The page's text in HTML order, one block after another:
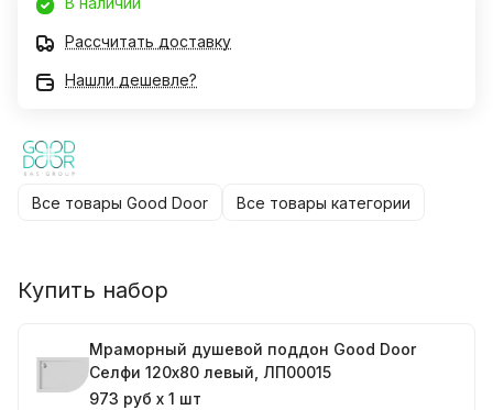
Рассчитать доставку
Нашли дешевле?
Все товары Good Door Все товары категории
Купить набор
Мраморный душевой поддон Good Door
Селфи 120x80 левый, ЛП00015
973 руб x 1 шт